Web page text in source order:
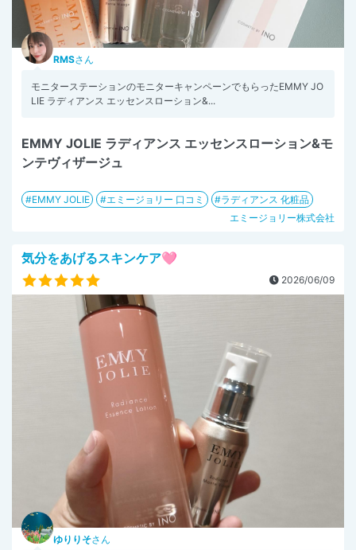
RMSさん
モニターステーションのモニターキャンペーンでもらったEMMY JO
LIE ラディアンス エッセンスローション&...
EMMY JOLIE ラディアンス エッセンスローション&モ
ンテヴィザージュ
EMMY JOLIE エミージョリー 口コミ
ラディアンス 化粧品
エミージョリー株式会社
気分をあげるスキンケア🩷
2026/06/09
ゆりりそさん